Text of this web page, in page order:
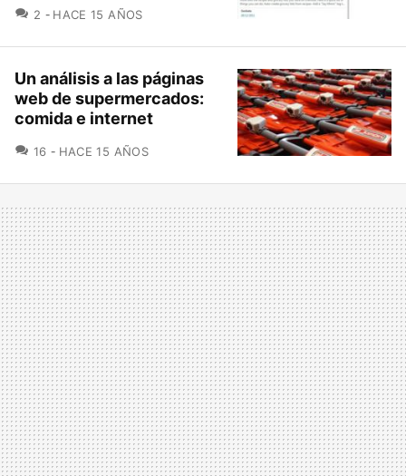
2 COMENTARIOS
HACE 15 AÑOS
Un análisis a las páginas
web de supermercados:
comida e internet
16 COMENTARIOS
HACE 15 AÑOS